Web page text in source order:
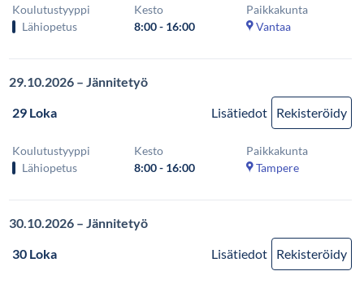
Koulutustyyppi
Lähiopetus
Kesto
8:00 - 16:00
Paikkakunta
Vantaa
29.10.2026 – Jännitetyö
29 Loka
Lisätiedot Rekisteröidy
Koulutustyyppi
Lähiopetus
Kesto
8:00 - 16:00
Paikkakunta
Tampere
30.10.2026 – Jännitetyö
30 Loka
Lisätiedot Rekisteröidy